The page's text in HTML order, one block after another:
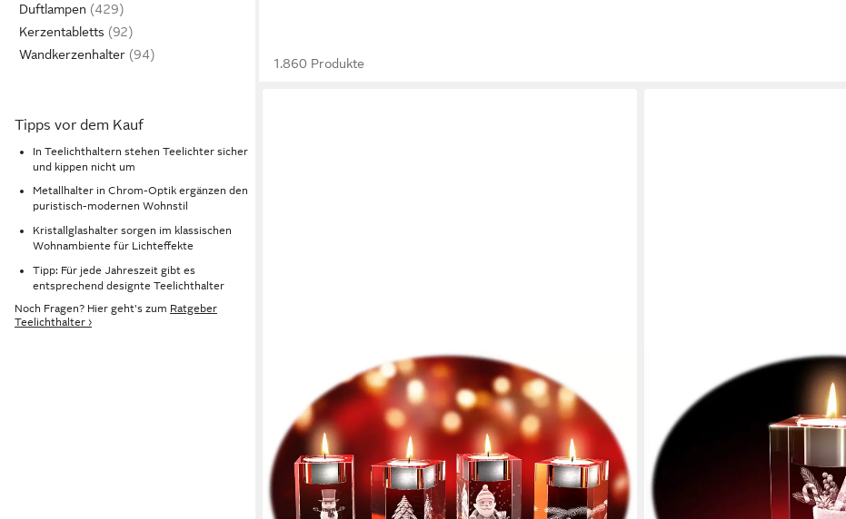
Duftlampen
Kerzentabletts
Wandkerzenhalter
Tipps vor dem Kauf
In Teelichthaltern stehen Teelichter sicher
und kippen nicht um
Metallhalter in Chrom-Optik ergänzen den
puristisch-modernen Wohnstil
Kristallglashalter sorgen im klassischen
Wohnambiente für Lichteffekte
Tipp: Für jede Jahreszeit gibt es
entsprechend designte Teelichthalter
Noch Fragen? Hier geht's zum Ratgeber
Teelichthalter ›
1.860 Produkte